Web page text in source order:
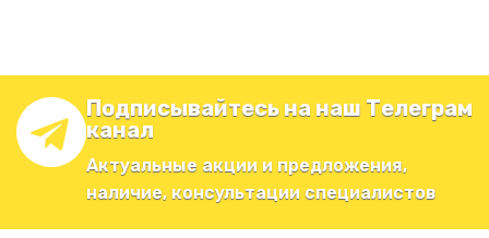
Подписывайтесь на наш Телеграм
канал
Актуальные акции и предложения,
наличие, консультации специалистов